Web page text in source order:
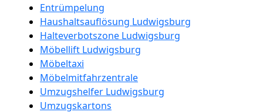
Entrümpelung
Haushaltsauflösung Ludwigsburg
Halteverbotszone Ludwigsburg
Möbellift Ludwigsburg
Möbeltaxi
Möbelmitfahrzentrale
Umzugshelfer Ludwigsburg
Umzugskartons